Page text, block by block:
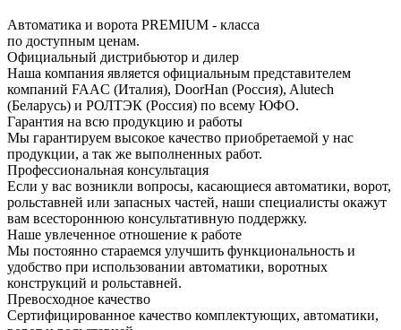
Автоматика и ворота PREMIUM - класса
по доступным ценам.
Официальный дистрибьютор и дилер
Наша компания является официальным представителем
компаний FAAC (Италия), DoorHan (Россия), Alutech
(Беларусь) и РОЛТЭК (Россия) по всему ЮФО.
Гарантия на всю продукцию и работы
Мы гарантируем высокое качество приобретаемой у нас
продукции, а так же выполненных работ.
Профессиональная консультация
Если у вас возникли вопросы, касающиеся автоматики, ворот,
рольставней или запасных частей, наши специалисты окажут
вам всестороннюю консультативную поддержку.
Наше увлеченное отношение к работе
Мы постоянно стараемся улучшить функциональность и
удобство при использовании автоматики, воротных
конструкций и рольставней.
Превосходное качество
Сертифицированное качество комплектующих, автоматики,